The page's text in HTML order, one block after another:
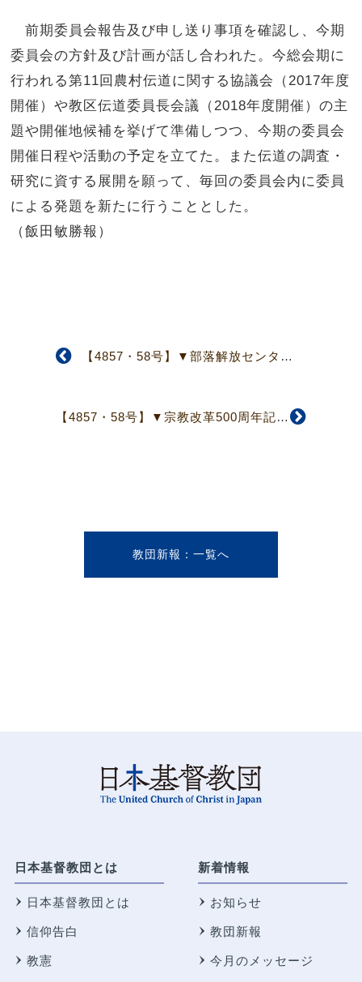
前期委員会報告及び申し送り事項を確認し、今期
委員会の方針及び計画が話し合われた。今総会期に
行われる第11回農村伝道に関する協議会（2017年度
開催）や教区伝道委員長会議（2018年度開催）の主
題や開催地候補を挙げて準備しつつ、今期の委員会
開催日程や活動の予定を立てた。また伝道の調査・
研究に資する展開を願って、毎回の委員会内に委員
による発題を新たに行うこととした。
（飯田敏勝報）
【4857・58号】▼部落解放センター運営委員会▲東谷運営委員長選出
【4857・58号】▼宗教改革500周年記念事業準備委員会▲4つのプロジェクト、同時進行準備中
教団新報
日本基督教団とは
日本基督教団とは
信仰告白
教憲
新着情報
お知らせ
教団新報
今月のメッセージ